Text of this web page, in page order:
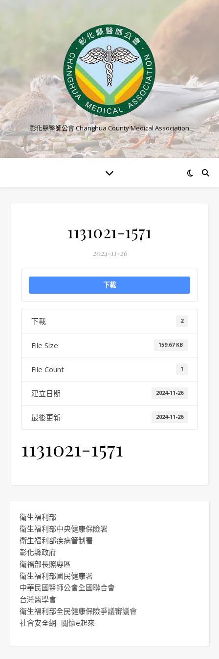
彰化縣醫師公會 Changhua County Medical Association
1131021-1571
2024-11-26
下載
下載 2
File Size 159.67 KB
File Count 1
建立日期 2024-11-26
最後更新 2024-11-26
1131021-1571
衛生福利部
衛生福利部中央健康保險署
衛生福利部疾病管制署
彰化縣政府
衛福部長照專區
衛生福利部國民健康署
中華民國醫師公會全國聯合會
台灣醫學會
衛生福利部全民健康保險爭議審議會
社會安全網 -關懷e起來